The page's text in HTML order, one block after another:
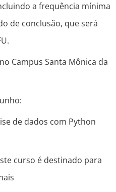
a frequência mínima
de conclusão, que será
Campus Santa Mônica da
de dados com Python
curso é destinado para